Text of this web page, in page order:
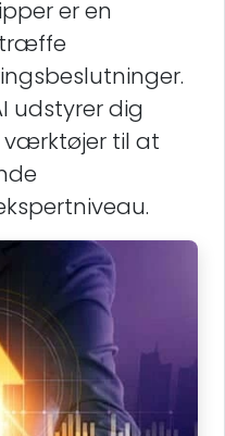
er en
udstyrer dig
til at